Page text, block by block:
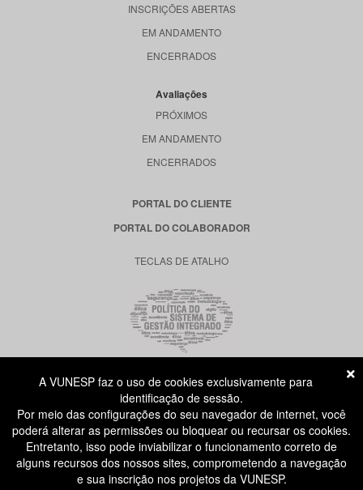
INSCRIÇÕES ABERTAS
EM ANDAMENTO
ENCERRADOS
Avaliações
PRÓXIMOS
EM ANDAMENTO
ENCERRADOS
PORTAL DO CLIENTE
PORTAL DO COLABORADOR
TECLAS DE ATALHO
RUA DONA GERMAINE BURCHARD, 515
ÁGUA BRANCA - SÃO PAULO SP
CEP: 05002-062
ATENDIMENTO AO CANDIDATO
A VUNESP faz o uso de cookies exclusivamente para
identificação de sessão.
Por meio das configurações do seu navegador de internet, você
poderá alterar as permissões ou bloquear ou recursar os cookies.
Entretanto, isso pode inviabilizar o funcionamento correto de
alguns recursos dos nossos sites, comprometendo a navegação
e sua inscrição nos projetos da VUNESP.